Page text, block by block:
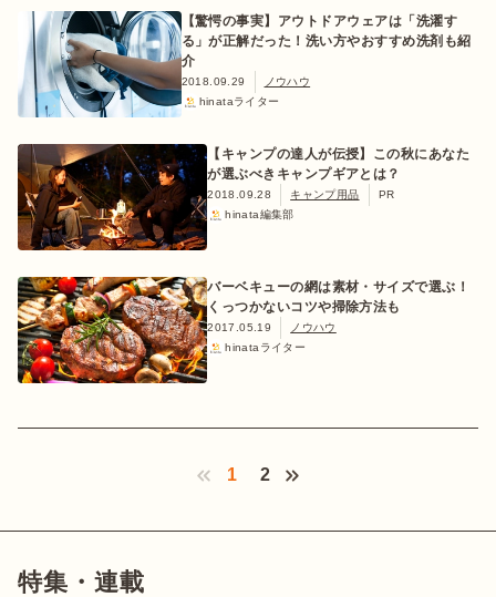
【驚愕の事実】アウトドアウェアは「洗濯す
る」が正解だった！洗い方やおすすめ洗剤も紹
介
2018.09.29
ノウハウ
hinataライター
【キャンプの達人が伝授】この秋にあなた
が選ぶべきキャンプギアとは？
2018.09.28 キャンプ用品
PR
hinata編集部
バーベキューの網は素材・サイズで選ぶ！
くっつかないコツや掃除方法も
2017.05.19
ノウハウ
hinataライター
1 2
特集・連載